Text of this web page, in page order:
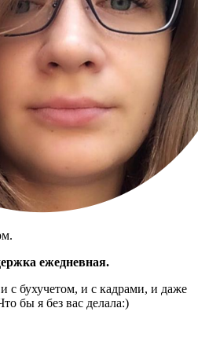
ежедневная.
с бухучетом, и с кадрами, и даже
бы я без вас делала:)